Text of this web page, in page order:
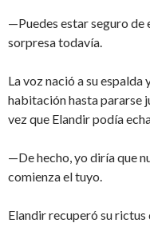
—Puedes estar seguro de
sorpresa todavía.
La voz nació a su espalda
habitación hasta pararse
vez que Elandir podía
—De hecho, yo diría que
comienza el tuyo.
Elandir recuperó su